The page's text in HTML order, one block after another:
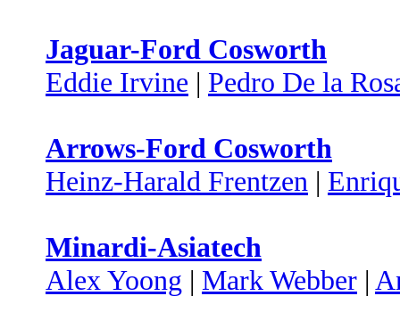
Jaguar-Ford Cosworth
Eddie Irvine | Pedro De la
Arrows-Ford Cosworth
Heinz-Harald Frentzen |
Minardi-Asiatech
Alex Yoong | Mark Webber |